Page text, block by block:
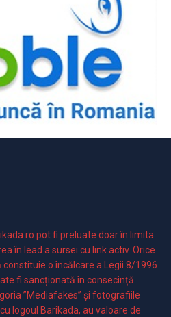
pot fi preluate doar în limita
în lead a sursei cu link activ. Orice
o încălcare a Legii 8/1996
fi sancționată în consecință.
”Mediafakes” și fotografiile
logoul Barikada, au valoare de